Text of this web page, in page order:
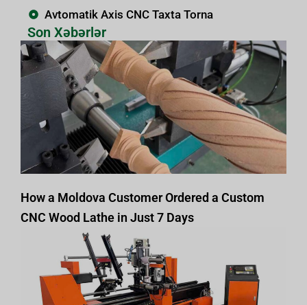
Avtomatik Axis CNC Taxta Torna
Son Xəbərlər
How a Moldova Customer Ordered a Custom
CNC Wood Lathe in Just 7 Days